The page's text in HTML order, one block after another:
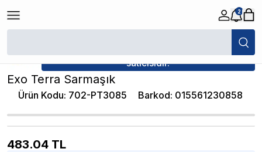
2
/
satıcısıdır.
Exo Terra Sarmaşık
Ürün Kodu: 702-PT3085 Barkod: 015561230858
483.04 TL